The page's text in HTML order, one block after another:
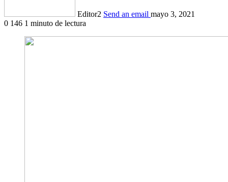
Editor2 Send an email mayo 3, 2021
0 146 1 minuto de lectura